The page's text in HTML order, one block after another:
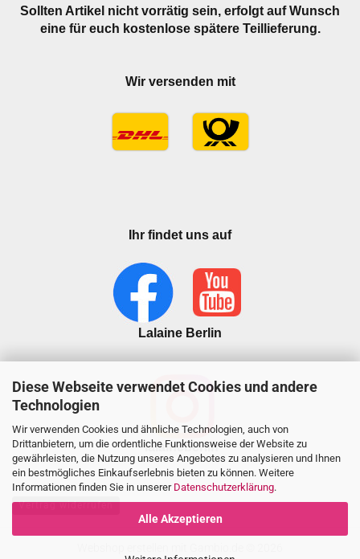
Diese Webseite verwendet Cookies und andere
Technologien
Wir verwenden Cookies und ähnliche Technologien, auch von
Drittanbietern, um die ordentliche Funktionsweise der Website zu
gewährleisten, die Nutzung unseres Angebotes zu analysieren und Ihnen
ein bestmögliches Einkaufserlebnis bieten zu können. Weitere
Informationen finden Sie in unserer Datenschutzerklärung.
Alle Akzeptieren
Sollten Artikel nicht vorrätig sein, erfolgt auf Wunsch
eine für euch kostenlose spätere Teillieferung.
Wir versenden mit
Ihr findet uns auf
Lalaine Berlin
lalaineberlin
Vertrag widerrufen